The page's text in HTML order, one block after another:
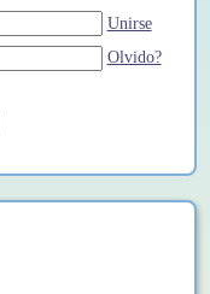
Unirse
Olvido?